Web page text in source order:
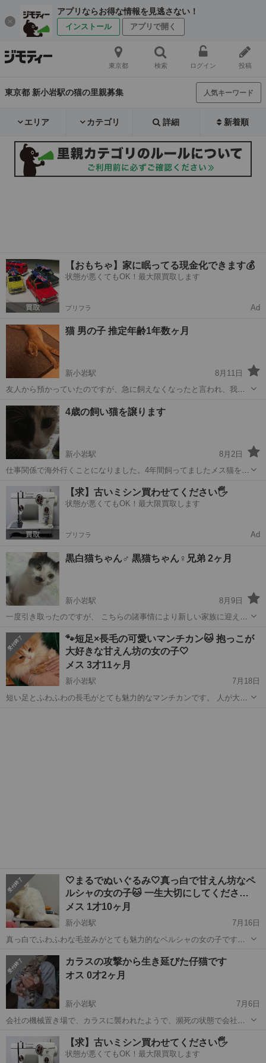
アプリならお得な情報を見逃さない！
インストール アプリで開く
東京都 検索 ログイン 投稿
東京都 新小岩駅の猫の里親募集 人気キーワード
エリア カテゴリ 詳細 新着順
【おもちゃ】家に眠ってる現金化できます💰
状態が悪くてもOK！最大限買取します
プリフラ Ad
猫 男の子 推定年齢1年数ヶ月
新小岩駅
8月11日
友人から預かっていたのですが、急に飼えなくなったと言われ、我が
ってくださる方、お願いします。 都内でしたらお連れします。 希望と
しては猫の飼育経験者、もし...
東京 江戸川区 新小岩駅 猫
4歳の飼い猫を譲ります
新小岩駅
8月2日
仕事関係で海外行くことになりました。4年間飼ってましたメス猫を連
ト（血統書持ち） おとなしい子です、 おもちゃはあまり好きではない
が、静で人に懐く ...
江戸川区 新小岩駅 猫
【求】古いミシン買わせてください🖐️
状態が悪くてもOK！最大限買取します
プリフラ Ad
黒白猫ちゃん♂ 黒猫ちゃん♀兄弟 2ヶ月
新小岩駅
8月9日
一度引き取ったのですが、 こちらの諸事情により新しい家族に迎えて
昼寝をしています。 膝の上に乗ってきて甘噛みしてきたりと甘えん坊
さんです。 黒猫ちゃん♀は、...
東京 新小岩駅 猫 黒白
🐾短足×長毛の可愛いマンチカン🐱 抱っこが
大好きな甘えん坊の女の子🤍
メス 3才11ヶ月
新小岩駅
7月18日
短い足とふわふわの長毛がとても魅力的なマンチカンです。 人が大好
🤍まるでぬいぐるみ🤍真っ白で甘えん坊なペ
ルシャの女の子🐱 一生大切にしてくださ…
メス 1才10ヶ月
新小岩駅
7月16日
真っ白でふわふわな毛並みがとても魅力的なペルシャの女の子です。
甘えん坊な子です。無駄鳴きはほとんどなく、落ち着いた性格で、初
めて猫ちゃんを迎える方にも比較的飼...
東京 江戸川区 新小岩駅 猫
カラスの攻撃から生き延びた仔猫です
オス 0才2ヶ月
新小岩駅
7月6日
会社の機械置き場で、カラスに襲われたようで、瀕死の状態で会社の
良い里親の方が見つかったと思い、家で引取り、けがの治療をしてい
ましたが、突然里親予定の方と連絡がつか...
葛飾区 新小岩駅
【求】古いミシン買わせてください🖐️
状態が悪くてもOK！最大限買取します